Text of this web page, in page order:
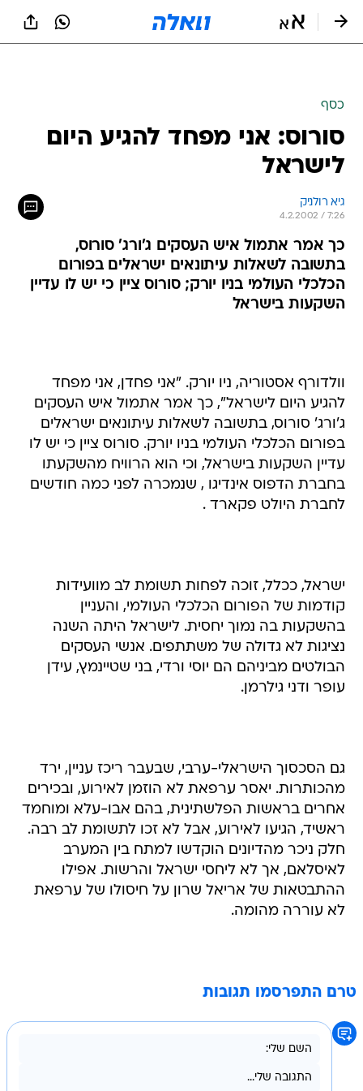
כסף
סורוס: אני מפחד להגיע היום
לישראל
גיא רולניק
4.2.2002 / 7:26
כך אמר אתמול איש העסקים ג'ורג' סורוס,
בתשובה לשאלות עיתונאים ישראלים בפורום
הכלכלי העולמי בניו יורק; סורוס ציין כי יש לו עדיין
השקעות בישראל
וולדורף אסטוריה, ניו יורק. "אני פחדן, אני מפחד
להגיע היום לישראל", כך אמר אתמול איש העסקים
ג'ורג' סורוס, בתשובה לשאלות עיתונאים ישראלים
בפורום הכלכלי העולמי בניו יורק. סורוס ציין כי יש לו
עדיין השקעות בישראל, וכי הוא הרוויח מהשקעתו
בחברת הדפוס אינדיגו , שנמכרה לפני כמה חודשים
לחברת היולט פקארד .
ישראל, ככלל, זוכה לפחות תשומת לב מוועידות
קודמות של הפורום הכלכלי העולמי, והעניין
בהשקעות בה נמוך יחסית. לישראל היתה השנה
נציגות לא גדולה של משתתפים. אנשי העסקים
הבולטים מביניהם הם יוסי ורדי, בני שטיינמץ, עידן
עופר ודני גילרמן.
גם הסכסוך הישראלי-ערבי, שבעבר ריכז עניין, ירד
מהכותרות. יאסר ערפאת לא הוזמן לאירוע, ובכירים
אחרים בראשות הפלשתינית, בהם אבו-עלא ומוחמד
ראשיד, הגיעו לאירוע, אבל לא זכו לתשומת לב רבה.
חלק ניכר מהדיונים הוקדשו למתח בין המערב
לאיסלאם, אך לא ליחסי ישראל והרשות. אפילו
ההתבטאות של אריאל שרון על חיסולו של ערפאת
לא עוררה מהומה.
טרם התפרסמו תגובות